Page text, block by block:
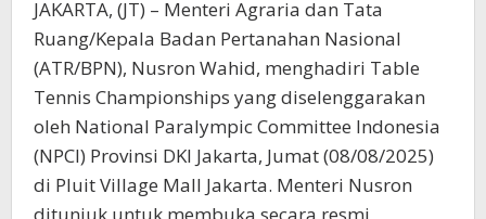
JAKARTA, (JT) – Menteri Agraria dan Tata
Ruang/Kepala Badan Pertanahan Nasional
(ATR/BPN), Nusron Wahid, menghadiri Table
Tennis Championships yang diselenggarakan
oleh National Paralympic Committee Indonesia
(NPCI) Provinsi DKI Jakarta, Jumat (08/08/2025)
di Pluit Village Mall Jakarta. Menteri Nusron